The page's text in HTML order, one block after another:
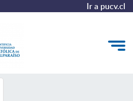
Ir a pucv.cl
Pablo